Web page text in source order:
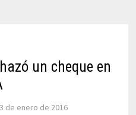
un cheque en
de enero de 2016